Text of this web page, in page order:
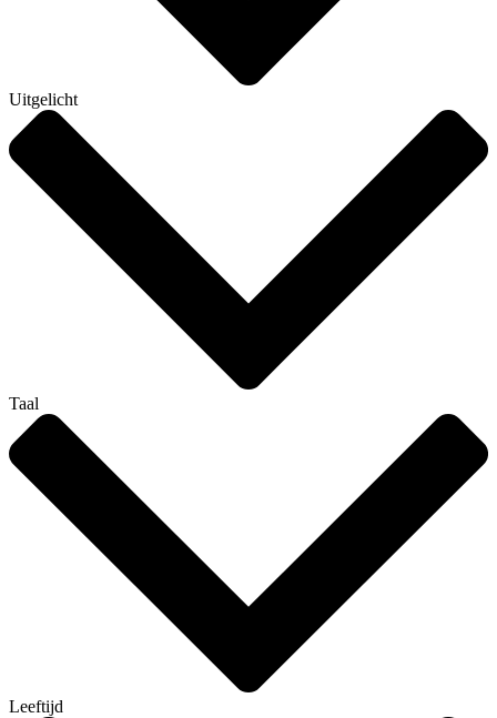
Uitgelicht
Taal
Leeftijd